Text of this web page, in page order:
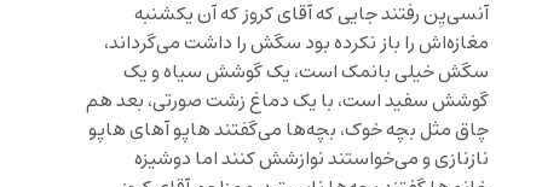
آنسی‌یِن رفتند جایی که آقای کروز که آن یکشنبه
مغازه‌اش را باز نکرده بود سگش را داشت می‌گرداند،
سگش خیلی بانمک است، یک گوشش سیاه و یک
گوشش سفید است، با یک دماغ زشت صورتی، بعد هم
چاق مثل بچه خوک، بچه‌ها می‌گفتند هاپو آهای هاپو
نازنازی و می‌خواستند نوازشش کنند اما دوشیزه